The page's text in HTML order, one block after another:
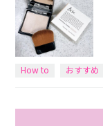
How to おすすめ